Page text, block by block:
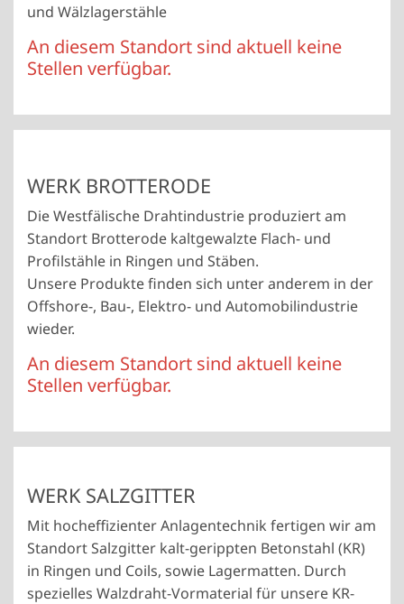
und Wälzlagerstähle
An diesem Standort sind aktuell keine
Stellen verfügbar.
WERK BROTTERODE
Die Westfälische Drahtindustrie produziert am
Standort Brotterode kaltgewalzte Flach- und
Profilstähle in Ringen und Stäben.
Unsere Produkte finden sich unter anderem in der
Offshore-, Bau-, Elektro- und Automobilindustrie
wieder.
An diesem Standort sind aktuell keine
Stellen verfügbar.
WERK SALZGITTER
Mit hocheffizienter Anlagentechnik fertigen wir am
Standort Salzgitter kalt-gerippten Betonstahl (KR)
in Ringen und Coils, sowie Lagermatten. Durch
spezielles Walzdraht-Vormaterial für unsere KR-